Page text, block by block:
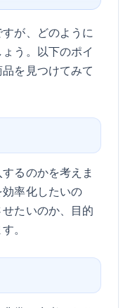
が、どのように
う。以下のポイ
を見つけてみて
るのかを考えま
率化したいの
たいのか、目的
。